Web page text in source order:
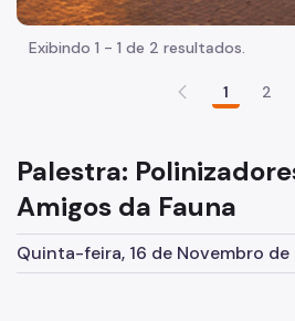
Fale Conosco
Exibindo 1 - 1 de 2 resultados.
1 2
Palestra:
Amigos da Fauna
Quinta-feira, 16 de Novembro de